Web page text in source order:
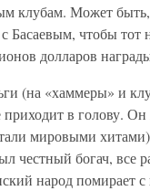
клубам. Может быть,
Басаевым, чтобы
долларов
(на «хаммеры» и
в голову.
мировыми
честный богач, все
народ помирает